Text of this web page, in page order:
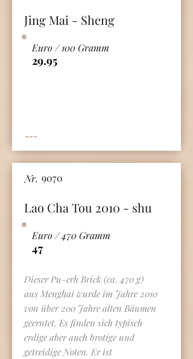
Jing Mai - Sheng
29.95
Euro / 100 Gramm
---
9070
Nr.
Lao Cha Tou 2010 - shu
47
Euro / 470 Gramm
Dieser Pu-erh Brick (ca. 470 g)
aus Menghai wurde im Jahre 2010
von über 200 Jahre alten Bäumen
geerntet. Es finden sich typisch
erdige aber auch brotige und
getreidige Noten. Er ist